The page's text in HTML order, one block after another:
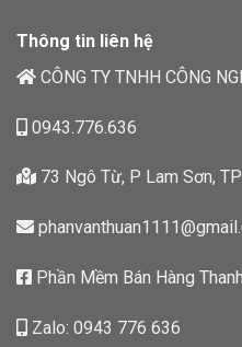
Thông tin liên hệ
CÔNG TY TNHH CÔNG
0943.776.636
73 Ngô Từ, P Lam Sơn,
Phần Mềm Bán Hàng
Zalo: 0943 776 636